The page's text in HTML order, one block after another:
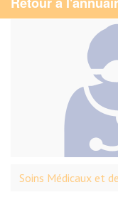
Soins Médicaux et